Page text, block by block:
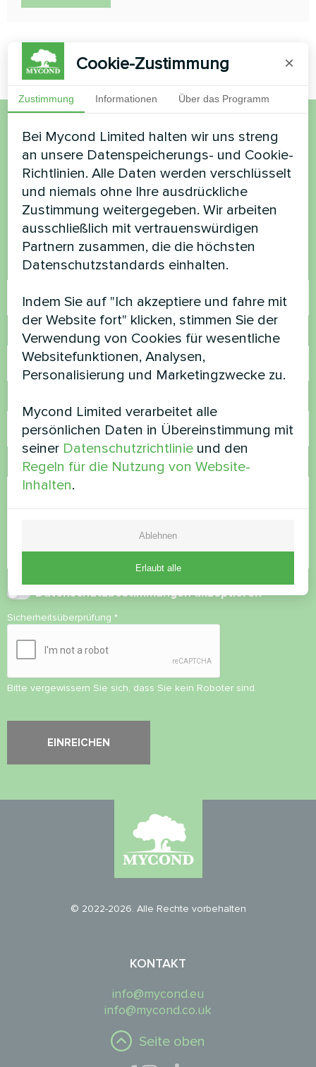
Möchten Sie kaufen oder
haben Sie Fragen?
Kontaktieren Sie uns und wir werden Ihnen
helfen
Name
Rufnummer
Kommentar
Datenschutzbestimmungenakzeptieren
Sicherheitsüberprüfung *
Bitte vergewissern Sie sich, dass Sie kein Roboter sind.
© 2022-2026. Alle Rechte vorbehalten
KONTAKT
info@mycond.eu
info@mycond.co.uk
Seite oben
Cookie-Zustimmung ×
Zustimmung Informationen Über das Programm
Bei Mycond Limited halten wir uns streng
an unsere Datenspeicherungs- und Cookie-
Richtlinien. Alle Daten werden verschlüsselt
und niemals ohne Ihre ausdrückliche
Zustimmung weitergegeben. Wir arbeiten
ausschließlich mit vertrauenswürdigen
Partnern zusammen, die die höchsten
Datenschutzstandards einhalten.
Indem Sie auf "Ich akzeptiere und fahre mit
der Website fort" klicken, stimmen Sie der
Verwendung von Cookies für wesentliche
Websitefunktionen, Analysen,
Personalisierung und Marketingzwecke zu.
Mycond Limited verarbeitet alle
persönlichen Daten in Übereinstimmung mit
seiner Datenschutzrichtlinie und den
Regeln für die Nutzung von Website-
Inhalten.
Ablehnen
Erlaubt alle